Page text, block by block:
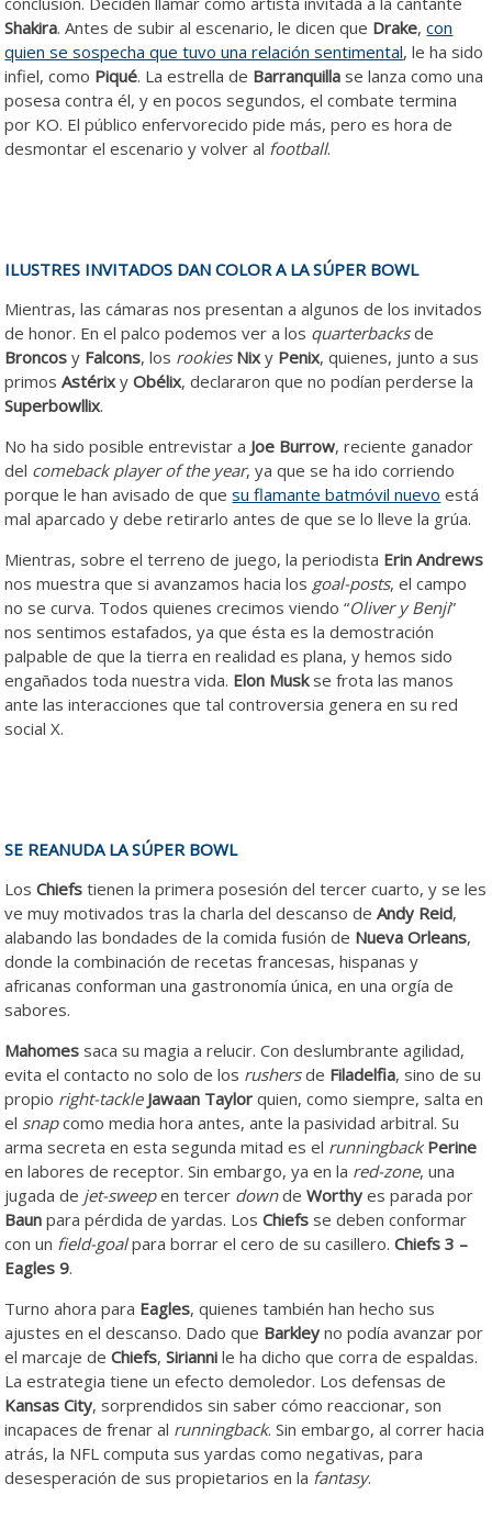
Shakira. Antes de subir al escenario, le dicen que Drake,con
quien se sospecha que tuvo una relación sentimental, le ha sido
infiel, como Piqué. La estrella de Barranquilla se lanza como una
posesa contra él, y en pocos segundos, el combate termina
por KO. El público enfervorecido pide más, pero es hora de
desmontar el escenario y volver al football.
ILUSTRES INVITADOS DAN COLOR A LA SÚPER BOWL
Mientras, las cámaras nos presentan a algunos de los invitados
de honor. En el palco podemos ver a los quarterbacksde
Broncos y Falcons, los rookies Nixy Penix, quienes, junto a sus
primosAstérixyObélix, declararon que no podían perderse la
Superbowllix.
No ha sido posible entrevistar a Joe Burrow, reciente ganador
del comeback player of the year, ya que se ha ido corriendo
porque le han avisado de quesu flamante batmóvil nuevo está
mal aparcado y debe retirarlo antes de que se lo lleve la grúa.
Mientras, sobre el terreno de juego, la periodista Erin Andrews
nos muestra que si avanzamos hacia los goal-posts, el campo
no se curva. Todos quienes crecimos viendo “Oliver y Benji”
nos sentimos estafados, ya que ésta es la demostración
palpable de que la tierra en realidad es plana, y hemos sido
engañados toda nuestra vida. Elon Muskse frota las manos
ante las interacciones que tal controversia genera en su red
social X.
SE REANUDA LA SÚPER BOWL
LosChiefs tienen la primera posesión del tercer cuarto, y se les
ve muy motivados tras la charla del descanso deAndy Reid,
alabando las bondades de la comida fusión de Nueva Orleans,
donde la combinación de recetas francesas, hispanas y
africanas conforman una gastronomía única, en una orgía de
sabores.
Mahomes saca su magia a relucir. Con deslumbrante agilidad,
evita el contacto no solo de los rushersde Filadelfia, sino de su
propio right-tackle Jawaan Taylor quien, como siempre, salta en
el snapcomo media hora antes, ante la pasividad arbitral. Su
arma secreta en esta segunda mitad es el runningback Perine
en labores de receptor. Sin embargo, ya en la red-zone, una
jugada de jet-sweepen tercer downdeWorthy es parada por
Baun para pérdida de yardas. LosChiefs se deben conformar
con un field-goalpara borrar el cero de su casillero.Chiefs 3 –
Eagles 9.
Turno ahora para Eagles, quienes también han hecho sus
ajustes en el descanso. Dado que Barkley no podía avanzar por
el marcaje deChiefs,Sirianni le ha dicho que corra de espaldas.
La estrategia tiene un efecto demoledor. Los defensas de
Kansas City, sorprendidos sin saber cómo reaccionar, son
incapaces de frenar al runningback. Sin embargo, al correr hacia
atrás, la NFL computa sus yardas como negativas, para
desesperación de sus propietarios en la fantasy.